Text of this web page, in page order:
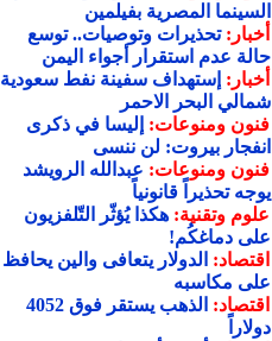
السينما المصرية بفيلمين
أخبار:تحذيرات وتوصيات.. توسع
حالة عدم استقرار أجواء اليمن
أخبار: إستهداف سفينة نفط سعودية
شمالي البحر الاحمر
فنون ومنوعات: إليسا في ذكرى
انفجار بيروت: لن ننسى
فنون ومنوعات: عبدالله الرويشد
يوجه تحذيراً قانونياً
علوم وتقنية:هكذا يُؤثّر التّلفزيون
على دماغكُم!
اقتصاد: الدولار يتعافى والين يحافظ
على مكاسبه
اقتصاد:
الذهب يستقر فوق 4052
دولاراً